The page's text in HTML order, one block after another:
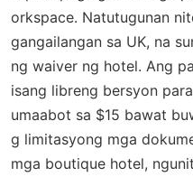
orkspace. Natutugunan
gangailangan sa UK, na
ng waiver ng hotel. Ang
isang libreng bersyon
umaabot sa $15 bawat
g limitasyong mga
mga boutique hotel,